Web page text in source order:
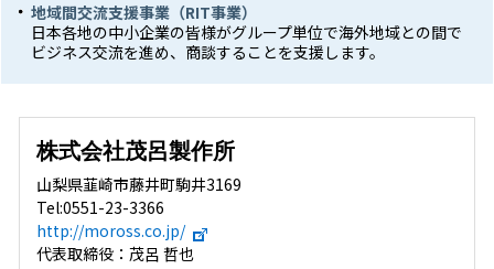
地域間交流支援事業（RIT事業）
日本各地の中小企業の皆様がグループ単位で海外地域との間で
ビジネス交流を進め、商談することを支援します。
株式会社茂呂製作所
山梨県韮崎市藤井町駒井3169
Tel:0551-23-3366
http://moross.co.jp/
代表取締役：茂呂 哲也